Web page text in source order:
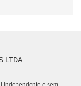
LTDA
independente e sem